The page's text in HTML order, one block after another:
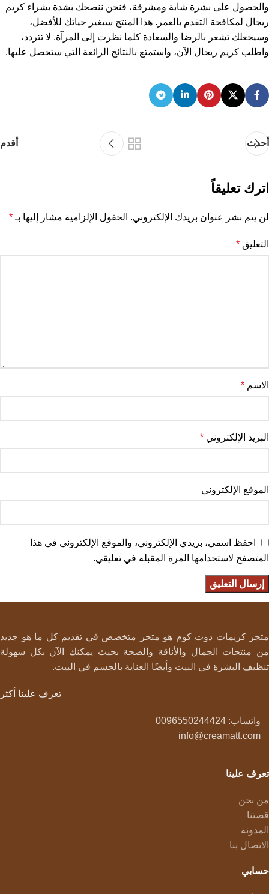
والحصول على بشرة شابة ومشرقة، فنحن ننصحك بشدة بشراء كريم
ريجال لمكافحة التقدم بالعمر. هذا المنتج سيغير حياتك للأفضل،
وسيجعلك تشعر بالرضا والسعادة كلما نظرت إلى المرآة. لا تتردد،
واطلب كريم ريجال الآن، واستمتع بالنتائج الرائعة التي ستحصل عليها.
أحدث أقدم
اترك تعليقاً
لن يتم نشر عنوان بريدك الإلكتروني. الحقول الإلزامية مشار إليها بـ *
التعليق *
الاسم *
البريد الإلكتروني *
الموقع الإلكتروني
احفظ اسمي، بريدي الإلكتروني، والموقع الإلكتروني في هذا
المتصفح لاستخدامها المرة المقبلة في تعليقي.
متجر كريمات دوت كوم هو متجر متخصص في تقديم كل ما هو جديد
من منتجات الجمال والأناقة والصحة بحيث يمكنك الآن بكل سهولة
تنظيف البشرة في البيت وأيضًا العناية بالجسم في البيت.
تعرف علينا أكثر
واتساب: 0096550244424
info@creamatt.com
تعرف علينا
من نحن
قصتنا
المدونة
الاتصال بنا
حسابي